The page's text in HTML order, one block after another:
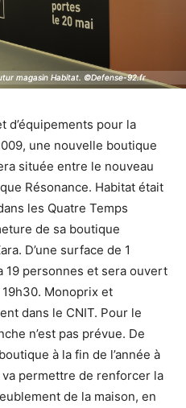
magasin Habitat. ©Defense-92.fr
magasin Habitat. ©Defense-92.fr
d’équipements pour la
une nouvelle boutique
située entre le nouveau
Résonance. Habitat était
les Quatre Temps
de sa boutique
D’une surface de 1
19 personnes et sera ouvert
Monoprix et
dans le CNIT. Pour le
n’est pas prévue. De
à la fin de l’année à
permettre de renforcer la
de la maison, en